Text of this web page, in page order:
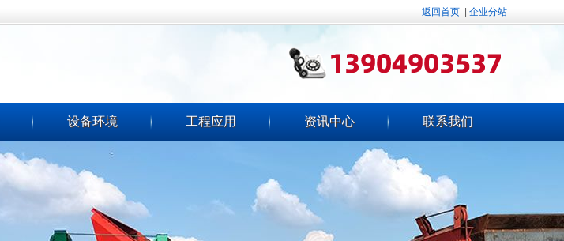
返回首页 企业分站
设备环境 工程应用 资讯中心 联系我们